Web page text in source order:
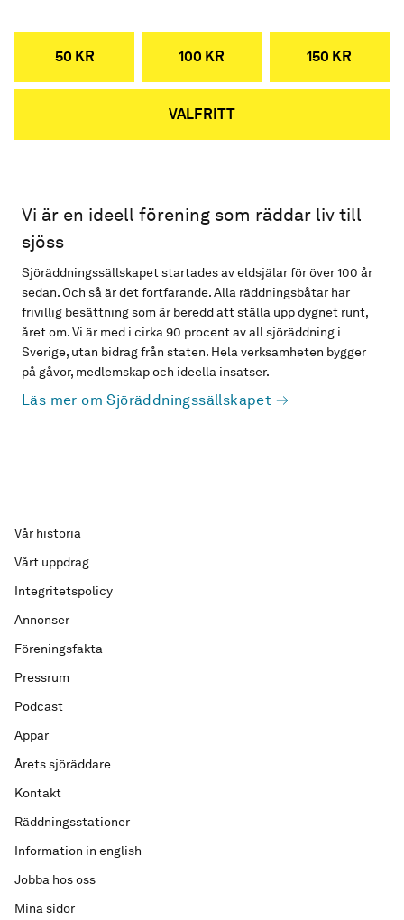
50 KR 100 KR 150 KR
VALFRITT
Vi är en ideell förening som räddar liv till
sjöss
Sjöräddningssällskapet startades av eldsjälar för över 100 år
sedan. Och så är det fortfarande. Alla räddningsbåtar har
frivillig besättning som är beredd att ställa upp dygnet runt,
året om. Vi är med i cirka 90 procent av all sjöräddning i
Sverige, utan bidrag från staten. Hela verksamheten bygger
på gåvor, medlemskap och ideella insatser.
Läs mer om Sjöräddningssällskapet
Vår historia
Vårt uppdrag
Integritetspolicy
Annonser
Föreningsfakta
Pressrum
Podcast
Appar
Årets sjöräddare
Kontakt
Räddningsstationer
Information in english
Jobba hos oss
Mina sidor